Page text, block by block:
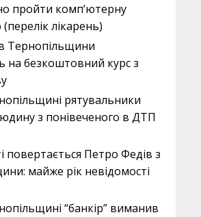
пройти комп’ютерну
лікарень)
Тернопільщини
на безкоштовний курс з
рятувальники
з понівеченого в ДТП
повертається Петро Федів з
майже рік невідомості
“банкір” виманив